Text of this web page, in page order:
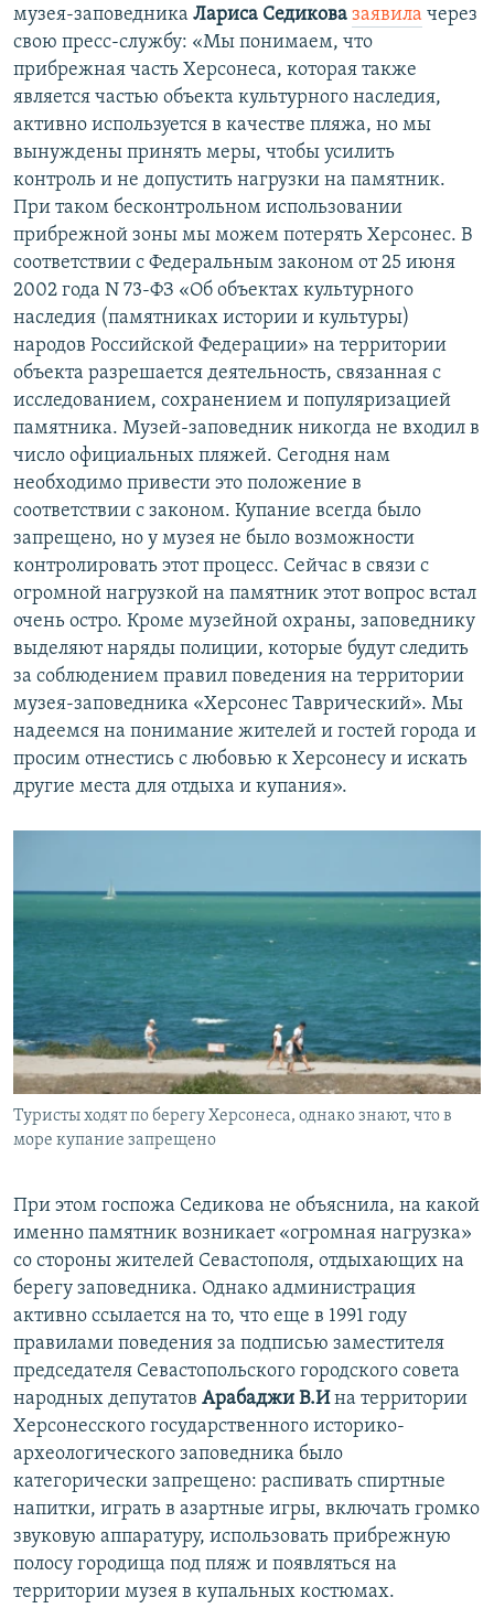
музея-заповедника Лариса Седикова заявила через
свою пресс-службу: «Мы понимаем, что
прибрежная часть Херсонеса, которая также
является частью объекта культурного наследия,
активно используется в качестве пляжа, но мы
вынуждены принять меры, чтобы усилить
контроль и не допустить нагрузки на памятник.
При таком бесконтрольном использовании
прибрежной зоны мы можем потерять Херсонес. В
соответствии с Федеральным законом от 25 июня
2002 года N 73-ФЗ «Об объектах культурного
наследия (памятниках истории и культуры)
народов Российской Федерации» на территории
объекта разрешается деятельность, связанная с
исследованием, сохранением и популяризацией
памятника. Музей-заповедник никогда не входил в
число официальных пляжей. Сегодня нам
необходимо привести это положение в
соответствии с законом. Купание всегда было
запрещено, но у музея не было возможности
контролировать этот процесс. Сейчас в связи с
огромной нагрузкой на памятник этот вопрос встал
очень остро. Кроме музейной охраны, заповеднику
выделяют наряды полиции, которые будут следить
за соблюдением правил поведения на территории
музея-заповедника «Херсонес Таврический». Мы
надеемся на понимание жителей и гостей города и
просим отнестись с любовью к Херсонесу и искать
другие места для отдыха и купания».
Туристы ходят по берегу Херсонеса, однако знают, что в
море купание запрещено
При этом госпожа Седикова не объяснила, на какой
именно памятник возникает «огромная нагрузка»
со стороны жителей Севастополя, отдыхающих на
берегу заповедника. Однако администрация
активно ссылается на то, что еще в 1991 году
правилами поведения за подписью заместителя
председателя Севастопольского городского совета
народных депутатов Арабаджи В.Ина территории
Херсонесского государственного историко-
археологического заповедника было
категорически запрещено: распивать спиртные
напитки, играть в азартные игры, включать громко
звуковую аппаратуру, использовать прибрежную
полосу городища под пляж и появляться на
территории музея в купальных костюмах.